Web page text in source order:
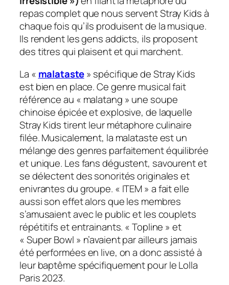
repas complet que nous servent Stray Kids à
chaque fois qu’ils produisent de la musique.
Ils rendent les gens addicts, ils proposent
des titres qui plaisent et qui marchent.
La « malataste» spécifique de Stray Kids
est bien en place. Ce genre musical fait
référence au « malatang » une soupe
chinoise épicée et explosive, de laquelle
Stray Kids tirent leur métaphore culinaire
filée. Musicalement, la malataste est un
mélange des genres parfaitement équilibrée
et unique. Les fans dégustent, savourent et
se délectent des sonorités originales et
enivrantes du groupe. « ITEM » a fait elle
aussi son effet alors que les membres
s’amusaient avec le public et les couplets
répétitifs et entrainants. « Topline » et
« Super Bowl » n’avaient par ailleurs jamais
été performées en live, on a donc assisté à
leur baptême spécifiquement pour le Lolla
Paris 2023.